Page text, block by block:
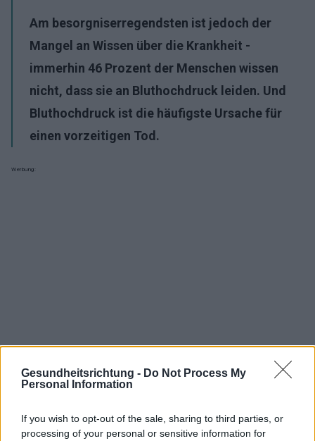
Gesundheitsrichtung - Do Not Process My
Personal Information
If you wish to opt-out of the sale, sharing to third parties, or
processing of your personal or sensitive information for
Am besorgniserregendsten ist jedoch der
Mangel an Wissen über die Krankheit -
immerhin 46 Prozent der Menschen wissen
nicht, dass sie an Bluthochdruck leiden. Und
Bluthochdruck ist die häufigste Ursache für
einen vorzeitigen Tod.
Werbung:
Interessant? Teilen sie es auf Facebook!